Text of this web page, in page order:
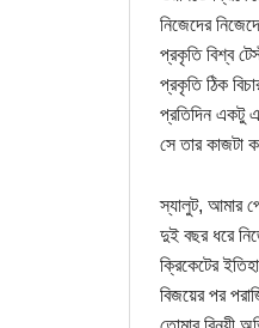
নিজেদের
প্রকৃতি বিশ্ব
প্রকৃতি ঠিক
প্রতিদিন একটু
সে তার কাজটা
স্যালুট, আমার
দুই বছর ধরে
ক্রিকেটের
বিজয়ের পর